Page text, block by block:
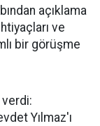
açıklama
ve
bir görüşme
verdi:
Yılmaz'ı